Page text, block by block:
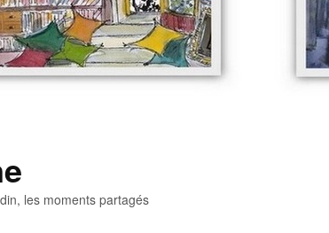
les moments partagés